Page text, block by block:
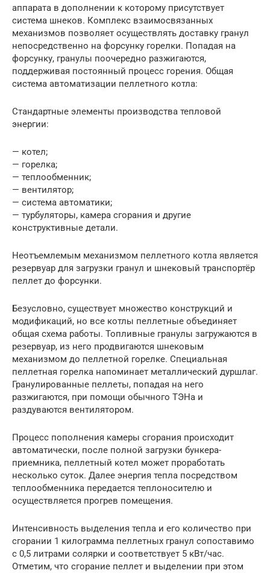
аппарата в дополнении к которому присутствует
система шнеков. Комплекс взаимосвязанных
механизмов позволяет осуществлять доставку гранул
непосредственно на форсунку горелки. Попадая на
форсунку, гранулы поочередно разжигаются,
поддерживая постоянный процесс горения. Общая
система автоматизации пеллетного котла:
Стандартные элементы производства тепловой
энергии:
— котел;
— горелка;
— теплообменник;
— вентилятор;
— система автоматики;
— турбуляторы, камера сгорания и другие
конструктивные детали.
Неотъемлемым механизмом пеллетного котла является
резервуар для загрузки гранул и шнековый транспортёр
пеллет до форсунки.
Безусловно, существует множество конструкций и
модификаций, но все котлы пеллетные объединяет
общая схема работы. Топливные гранулы загружаются в
резервуар, из него продвигаются шнековым
механизмом до пеллетной горелке. Специальная
пеллетная горелка напоминает металлический дуршлаг.
Гранулированные пеллеты, попадая на него
разжигаются, при помощи обычного ТЭНа и
раздуваются вентилятором.
Процесс пополнения камеры сгорания происходит
автоматически, после полной загрузки бункера-
приемника, пеллетный котел может проработать
несколько суток. Далее энергия тепла посредством
теплообменника передается теплоносителю и
осуществляется прогрев помещения.
Интенсивность выделения тепла и его количество при
сгорании 1 килограмма пеллетных гранул сопоставимо
с 0,5 литрами солярки и соответствует 5 кВт/час.
Отметим, что сгорание пеллет и выделении при этом